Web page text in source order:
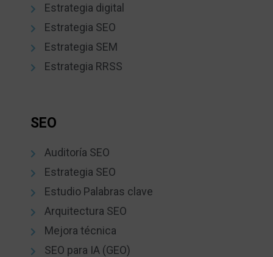
Estrategia digital
Estrategia SEO
Estrategia SEM
Estrategia RRSS
SEO
Auditoría SEO
Estrategia SEO
Estudio Palabras clave
Arquitectura SEO
Mejora técnica
SEO para IA (GEO)